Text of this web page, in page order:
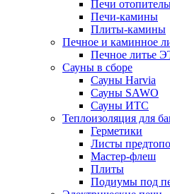
Печи
Печи-камины
Плиты-камины
Печное и каминное
Печное литье
Сауны в сборе
Cауны Harvia
Сауны SAWO
Сауны ИТС
Теплоизоляция для
Герметики
Листы
Мастер-флеш
Плиты
Подиумы под